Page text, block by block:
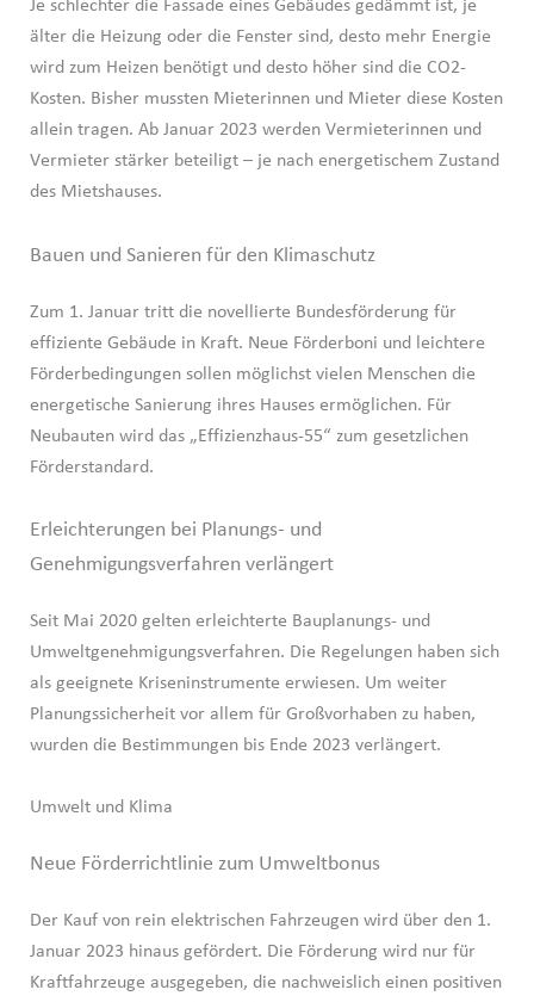
Je schlechter die Fassade eines Gebäudes gedämmt ist, je
älter die Heizung oder die Fenster sind, desto mehr Energie
wird zum Heizen benötigt und desto höher sind die CO2-
Kosten. Bisher mussten Mieterinnen und Mieter diese Kosten
allein tragen. Ab Januar 2023 werden Vermieterinnen und
Vermieter stärker beteiligt – je nach energetischem Zustand
des Mietshauses.
Bauen und Sanieren für den Klimaschutz
Zum 1. Januar tritt die novellierte Bundesförderung für
effiziente Gebäude in Kraft. Neue Förderboni und leichtere
Förderbedingungen sollen möglichst vielen Menschen die
energetische Sanierung ihres Hauses ermöglichen. Für
Neubauten wird das „Effizienzhaus-55“ zum gesetzlichen
Förderstandard.
Erleichterungen bei Planungs- und
Genehmigungsverfahren verlängert
Seit Mai 2020 gelten erleichterte Bauplanungs- und
Umweltgenehmigungsverfahren. Die Regelungen haben sich
als geeignete Kriseninstrumente erwiesen. Um weiter
Planungssicherheit vor allem für Großvorhaben zu haben,
wurden die Bestimmungen bis Ende 2023 verlängert.
Umwelt und Klima
Neue Förderrichtlinie zum Umweltbonus
Der Kauf von rein elektrischen Fahrzeugen wird über den 1.
Januar 2023 hinaus gefördert. Die Förderung wird nur für
Kraftfahrzeuge ausgegeben, die nachweislich einen positiven